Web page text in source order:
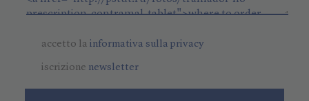
accetto lainformativa sulla privacy
iscrizione newsletter